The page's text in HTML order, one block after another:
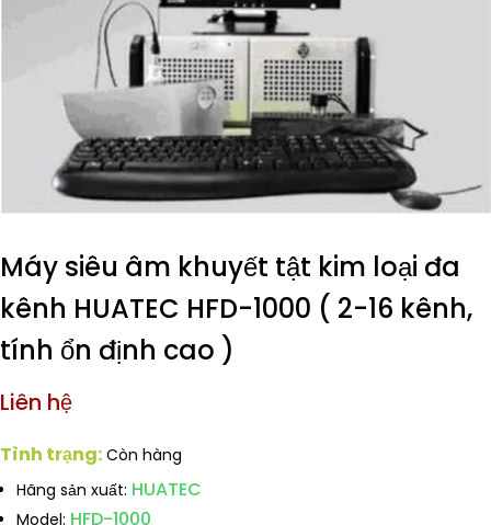
Máy siêu âm khuyết tật kim loại đa
kênh HUATEC HFD-1000 ( 2-16 kênh,
tính ổn định cao )
Liên hệ
Tình trạng: Còn hàng
Hãng sản xuất: HUATEC
Model: HFD-1000